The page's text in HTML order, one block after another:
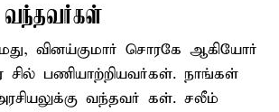
வந்தவர்கள்
வினய்குமார் சொரகே ஆகியோர்
சில் பணியாற்றியவர்கள். நாங்கள்
வந்தவர் கள். சலீம்